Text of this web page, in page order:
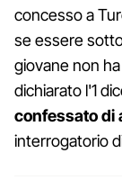
concesso a
se essere
giovane non
dichiarato l'1
confessato di
interrogatorio